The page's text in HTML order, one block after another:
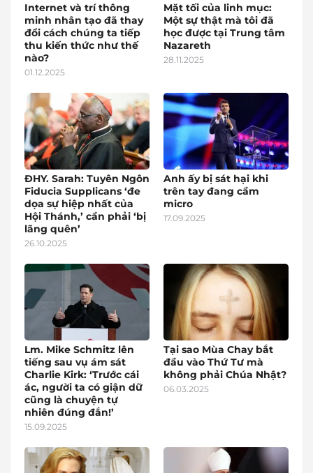
Internet và trí thông
minh nhân tạo đã thay
đổi cách chúng ta tiếp
thu kiến thức như thế
nào?
01.12.2025
Mặt tối của linh mục:
Một sự thật mà tôi đã
học được tại Trung tâm
Nazareth
28.11.2025
ĐHY. Sarah: Tuyên Ngôn
Fiducia Supplicans ‘đe
dọa sự hiệp nhất của
Hội Thánh,’ cần phải ‘bị
lãng quên’
26.10.2025
Anh ấy bị sát hại khi
trên tay đang cầm
micro
17.09.2025
Lm. Mike Schmitz lên
tiếng sau vụ ám sát
Charlie Kirk: ‘Trước cái
ác, người ta có giận dữ
cũng là chuyện tự
nhiên đúng đắn!’
15.09.2025
Tại sao Mùa Chay bắt
đầu vào Thứ Tư mà
không phải Chúa Nhật?
06.03.2025